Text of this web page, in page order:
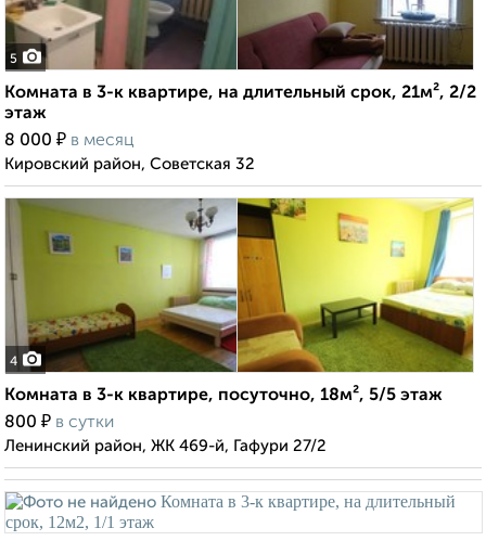
5
Комната в 3-к квартире, на длительный срок, 21м², 2/2
этаж
8 000 ₽ в месяц
Кировский район, Советская 32
4
Комната в 3-к квартире, посуточно, 18м², 5/5 этаж
800 ₽ в сутки
Ленинский район, ЖК 469-й, Гафури 27/2